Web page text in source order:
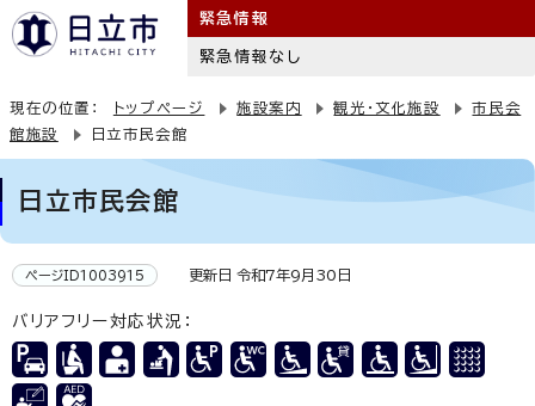
緊急情報
緊急情報なし
現在の位置： トップページ 施設案内 観光・文化施設
市民会
館施設
日立市民会館
日立市民会館
ページID1003915 更新日 令和7年9月30日
バリアフリー対応状況：